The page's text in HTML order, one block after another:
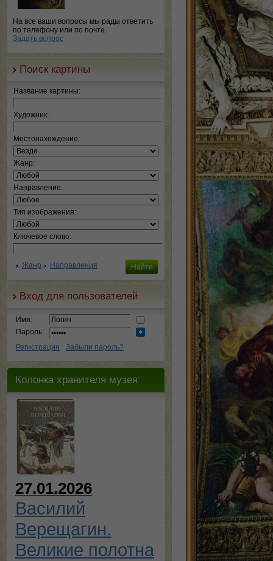
На все ваши вопросы мы рады ответить
по телефону или по почте.
Задать вопрос
Поиск картины
Название картины:
Художник:
Местонахождение:
Жанр:
Направление:
Тип изображения:
Ключевое слово:
Жанр Направления
Вход для пользователей
Имя:
Пароль:
Регистрация
Забыли пароль?
Колонка хранителя музея
27.01.2026
Василий
Верещагин.
Великие полотна